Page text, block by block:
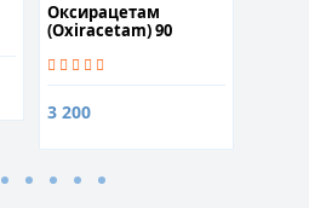
Оксирацетам
(Oxiracetam) 90
3 200